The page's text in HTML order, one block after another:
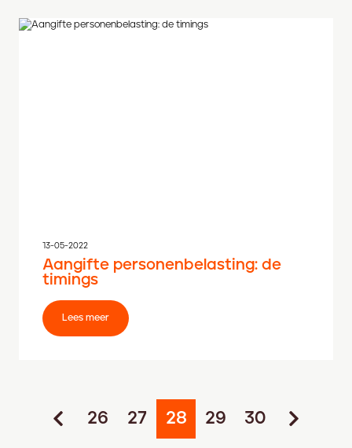
13-05-2022
Aangifte personenbelasting: de
timings
Lees meer
26 27 28 29 30